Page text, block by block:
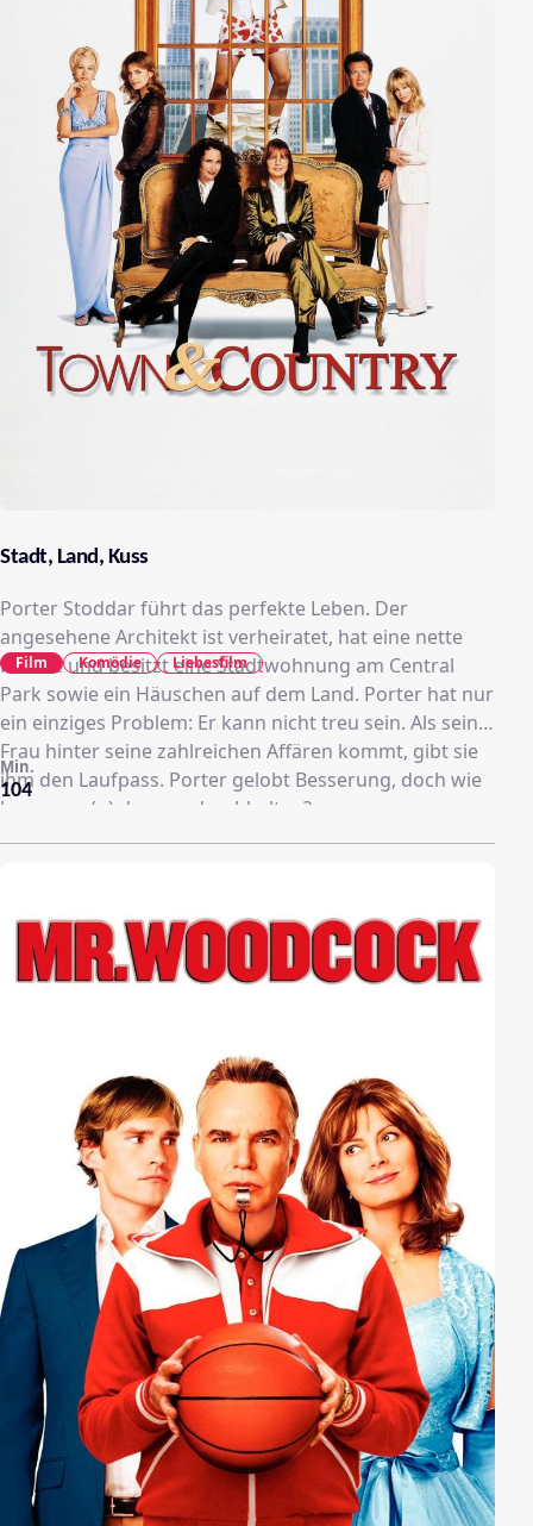
Stadt, Land, Kuss
Porter Stoddar führt das perfekte Leben. Der
angesehene Architekt ist verheiratet, hat eine nette
Familie und besitzt eine Stadtwohnung am Central
Park sowie ein Häuschen auf dem Land. Porter hat nur
ein einziges Problem: Er kann nicht treu sein. Als seine
Frau hinter seine zahlreichen Affären kommt, gibt sie
ihm den Laufpass. Porter gelobt Besserung, doch wie
kann man(n) das nur durchhalten?
104
Min.
Film Komödie Liebesfilm